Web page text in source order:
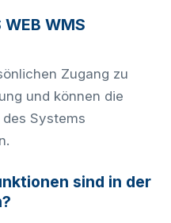
WMS
Zugang zu
und können die
Systems
sind in der